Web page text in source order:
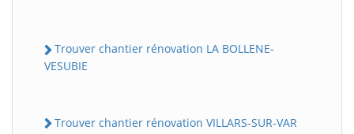
Trouver chantier rénovation LA BOLLENE-
VESUBIE
Trouver chantier rénovation VILLARS-SUR-VAR